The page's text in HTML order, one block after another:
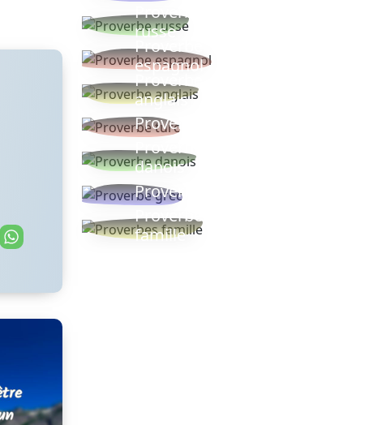
Proverbe
russe
Proverbe
espagnol
Proverbe
anglais
Proverbe turc
Proverbe
danois
Proverbe grec
Proverbes
famille